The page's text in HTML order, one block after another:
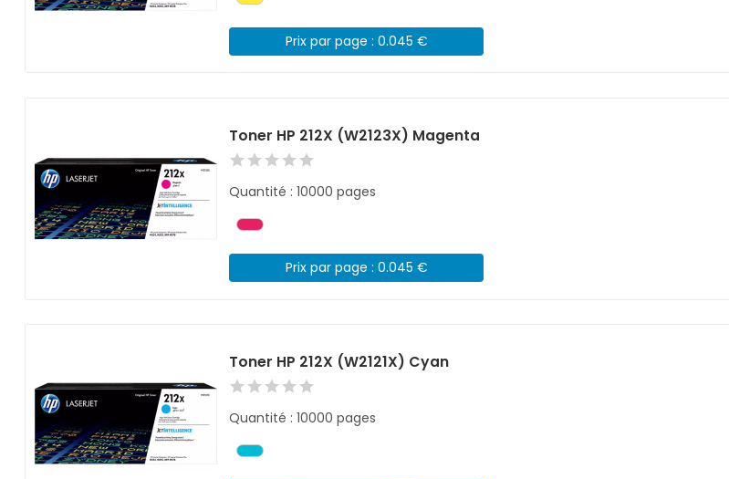
Prix par page : 0.045 €
Toner HP 212X (W2123X) Magenta
Quantité : 10000 pages
Prix par page : 0.045 €
Toner HP 212X (W2121X) Cyan
Quantité : 10000 pages